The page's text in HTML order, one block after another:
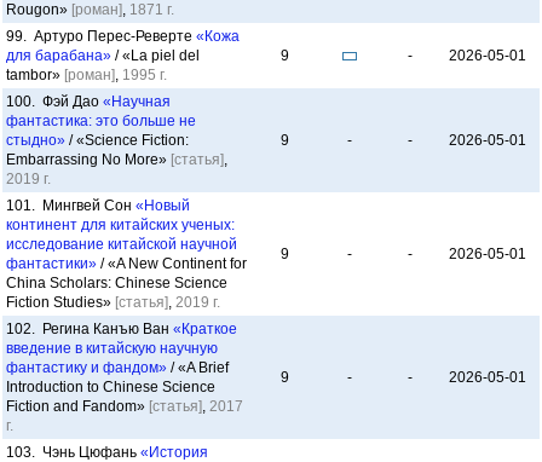
Rougon» [роман], 1871 г.
99. Артуро Перес-Реверте «Кожа
для барабана» / «La piel del
tambor» [роман], 1995 г.
9 - 2026-05-01
100. Фэй Дао «Научная
фантастика: это больше не
стыдно» / «Science Fiction:
Embarrassing No More» [статья],
2019 г.
9 - - 2026-05-01
101. Мингвей Сон «Новый
континент для китайских ученых:
исследование китайской научной
фантастики» / «A New Continent for
China Scholars: Chinese Science
Fiction Studies» [статья], 2019 г.
9 - - 2026-05-01
102. Регина Канъю Ван «Краткое
введение в китайскую научную
фантастику и фандом» / «A Brief
Introduction to Chinese Science
Fiction and Fandom» [статья], 2017
г.
9 - - 2026-05-01
103. Чэнь Цюфань «История